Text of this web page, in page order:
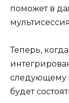
поможет в
Теперь,
следующему
будет